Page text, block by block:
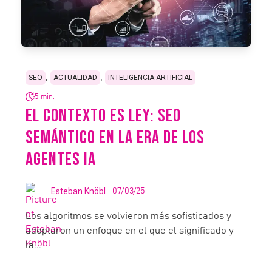
SEO ACTUALIDAD INTELIGENCIA ARTIFICIAL
5 min.
EL CONTEXTO ES LEY: SEO
SEMÁNTICO EN LA ERA DE LOS
AGENTES IA
Esteban Knöbl 07/03/25
Los algoritmos se volvieron más sofisticados y
adoptaron un enfoque en el que el significado y
la...